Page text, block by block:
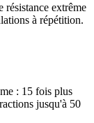
extrême
à répétition.
: 15 fois plus
jusqu'à 50